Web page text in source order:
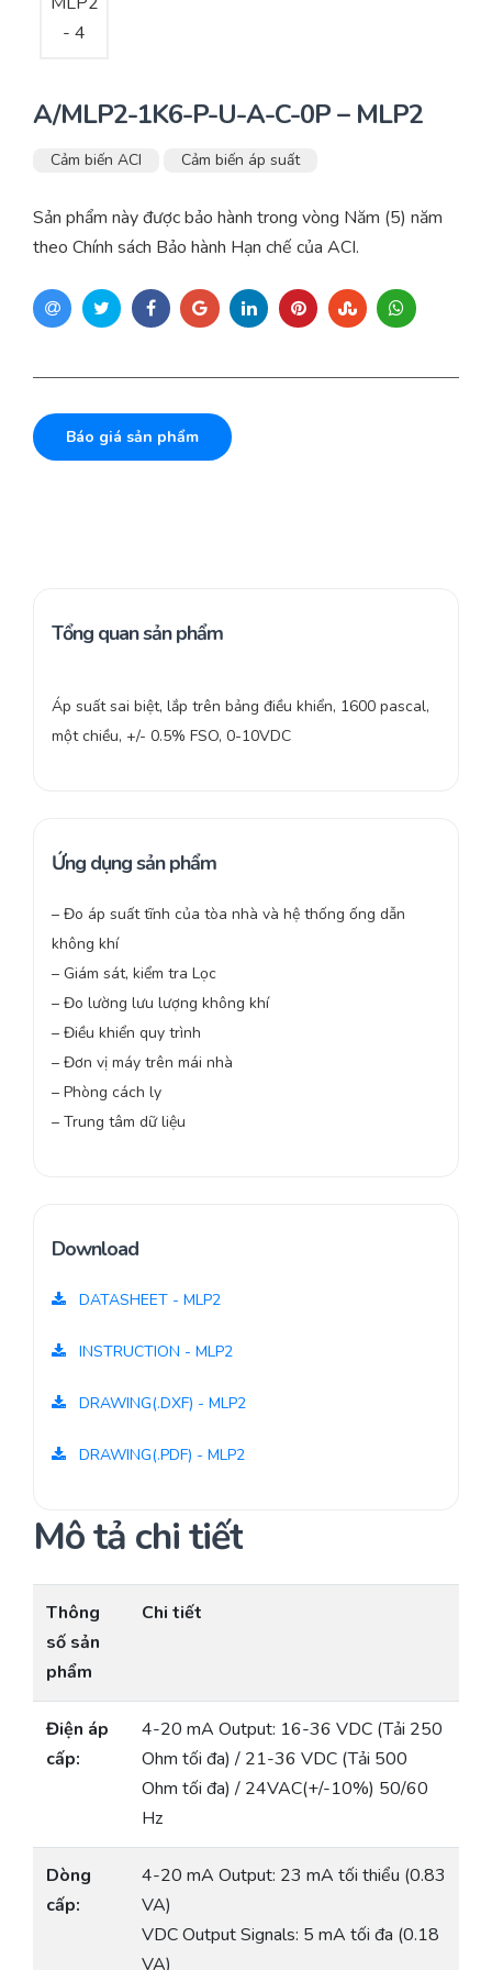
A/MLP2-1K6-P-U-A-C-0P – MLP2
Cảm biến ACI Cảm biến áp suất
Sản phẩm này được bảo hành trong vòng Năm (5) năm
theo Chính sách Bảo hành Hạn chế của ACI.
Báo giá sản phẩm
Tổng quan sản phẩm
Áp suất sai biệt, lắp trên bảng điều khiển, 1600 pascal,
một chiều, +/- 0.5% FSO, 0-10VDC
Ứng dụng sản phẩm
– Đo áp suất tĩnh của tòa nhà và hệ thống ống dẫn
không khí
– Giám sát, kiểm tra Lọc
– Đo lường lưu lượng không khí
– Điều khiển quy trình
– Đơn vị máy trên mái nhà
– Phòng cách ly
– Trung tâm dữ liệu
Download
DATASHEET - MLP2
INSTRUCTION - MLP2
DRAWING(.DXF) - MLP2
DRAWING(.PDF) - MLP2
Mô tả chi tiết
Thông
số sản
phẩm
Chi tiết
Điện áp
cấp:
4-20 mA Output: 16-36 VDC (Tải 250
Ohm tối đa) / 21-36 VDC (Tải 500
Ohm tối đa) / 24VAC(+/-10%) 50/60
Hz
Dòng
cấp:
4-20 mA Output: 23 mA tối thiểu (0.83
VA)
VDC Output Signals: 5 mA tối đa (0.18
VA)